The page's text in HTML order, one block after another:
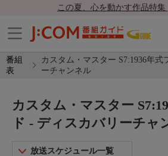
この夏、心を動かす作品特集
番組
表
カスタム・マスター S7:1936年式
ーチャンネル
カスタム・マスター
ド - ディスカバリーチャ
放送スケジュール一覧